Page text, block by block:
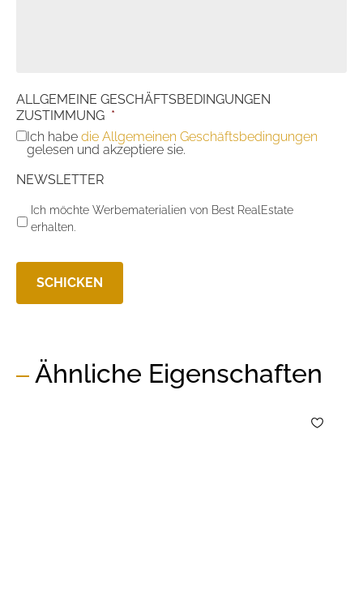
ALLGEMEINE GESCHÄFTSBEDINGUNGEN
ZUSTIMMUNG *
Ich habe die Allgemeinen Geschäftsbedingungen
gelesen und akzeptiere sie.
NEWSLETTER
Ich möchte Werbematerialien von Best RealEstate
erhalten.
Ähnliche Eigenschaften